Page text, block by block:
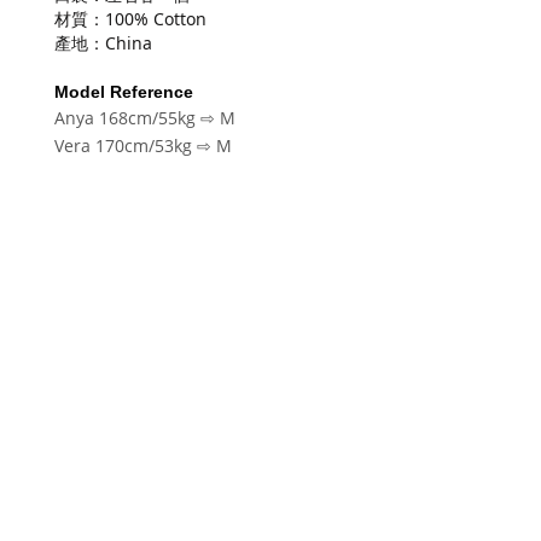
材質：100% Cotton
產地：China
Model Reference
Anya 168cm/55kg ⇨ M
Vera 170cm/53kg ⇨ M